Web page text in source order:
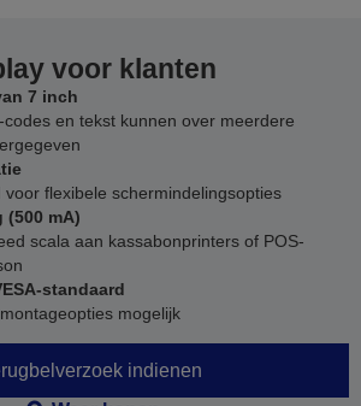
voor klanten
7 inch
en tekst kunnen over meerdere
voor flexibele schermindelingsopties
(500 mA)
scala aan kassabonprinters of POS-
standaard
mogelijk
indienen